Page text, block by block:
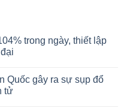
trong ngày, thiết lập
Quốc gây ra sự sụp đổ
tử